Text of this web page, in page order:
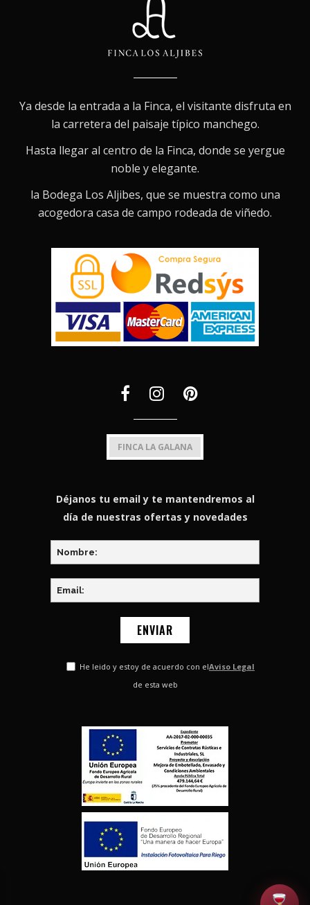
Ya desde la entrada a la Finca, el visitante disfruta en
la carretera del paisaje típico manchego.
Hasta llegar al centro de la Finca, donde se yergue
noble y elegante.
la Bodega Los Aljibes, que se muestra como una
acogedora casa de campo rodeada de viñedo.
FINCA LA GALANA
Déjanos tu email y te mantendremos al
día de nuestras ofertas y novedades
He leido y estoy de acuerdo con elAviso Legal
de esta web